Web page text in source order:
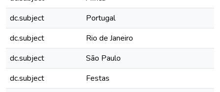
dc.subject
Portugal
dc.subject
Rio de Janeiro
dc.subject
São Paulo
dc.subject
Festas